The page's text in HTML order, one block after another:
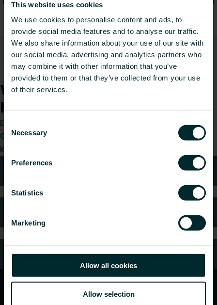
This website uses cookies
We use cookies to personalise content and ads, to
provide social media features and to analyse our traffic.
We also share information about your use of our site with
our social media, advertising and analytics partners who
may combine it with other information that you’ve
provided to them or that they’ve collected from your use
of their services.
Consent
Selection
Necessary
Preferences
Statistics
Marketing
Allow all cookies
Allow selection
und Informationen.
Garantie
Wie können wir Ihnen
helfen?
Egal, ob Sie Installateur, Architekt, Planer oder
Großhändler sind, treffen Sie eine Wahl und wir
kümmern uns gerne um Ihr Anliegen.
Kundendienst